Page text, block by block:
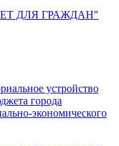
ДЛЯ ГРАЖДАН"
устройство
города
экономического